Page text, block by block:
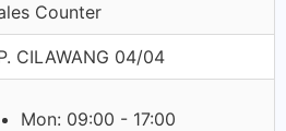
Counter
CILAWANG 04/04
Mon: 09:00 - 17:00